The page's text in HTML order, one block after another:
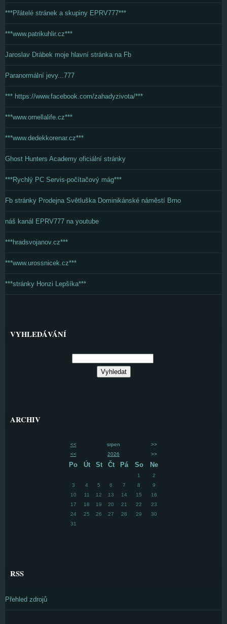
***Přátelé stránek a skupiny EPRV777***
***www.patrikuhlir.cz***
Jaroslav Drábek moje hlavní stránka na Fb
Paranormální jevy...777
*** https://www.facebook.com/zahadyzivota/***
***www.ornellalife.cz***
***www.dedekkorenar.cz***
Ghost Hunters Academy oficiální stránky
***Rychlý PC Servis-počítačový mág***
Fb stránky Prodejna Světluška Dominikánské náměstí Brno
náš kanál EPRV777 na youtube
***hradsvojanov.cz***
***www.urossnicek.cz***
***stránky Honzi Lepšíka***
VYHLEDÁVÁNÍ
ARCHIV
<< srpen
>>
<<
2026 >>
Po Út St Čt Pá So Ne
1
2
3
4 5 6 7 8
9
10
11 12 13 14 15
16
17
18 19 20 21 22
23
24
25 26 27 28 29
30
31
RSS
Přehled zdrojů